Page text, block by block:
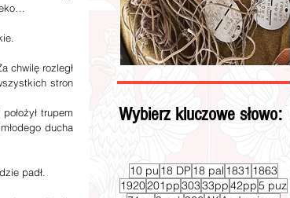
stron
ducha
padł.
Wybierz kluczowe słowo:
10 pu 18 DP 18 pal 1831 1863
1920201pp30333pp42pp5 puz